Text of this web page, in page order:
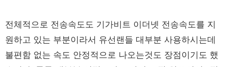
전체적으로 전송속도도 기가비트 이더넷 전송속도를 지
원하고 있는 부분이라서 유선랜들 대부분 사용하시는데
불편함 없는 속도 안정적으로 나오는것도 장점이기도 했